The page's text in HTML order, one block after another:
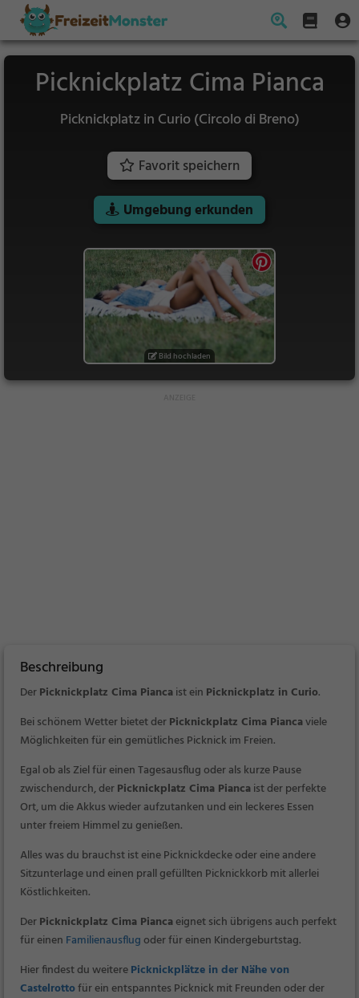
Picknickplatz Cima Pianca
Picknickplatz in Curio (Circolo di Breno)
Favorit speichern
Umgebung erkunden
Bild hochladen
Beschreibung
DerPicknickplatz Cima Piancaist ein Picknickplatz in Curio.
Bei schönem Wetter bietet derPicknickplatz Cima Piancaviele
Möglichkeiten für ein gemütliches Picknick im Freien.
Egal ob als Ziel für einen Tagesausflug oder als kurze Pause
zwischendurch, derPicknickplatz Cima Piancaist der perfekte
Ort, um die Akkus wieder aufzutanken und ein leckeres Essen
unter freiem Himmel zu genießen.
Alles was du brauchst ist eine Picknickdecke oder eine andere
Sitzunterlage und einen prall gefüllten Picknickkorb mit allerlei
Köstlichkeiten.
DerPicknickplatz Cima Piancaeignet sich übrigens auch perfekt
für einen Familienausflugoder für einen Kindergeburtstag.
Hier findest du weiterePicknickplätze in der Nähe von
Castelrottofür ein entspanntes Picknick mit Freunden oder der